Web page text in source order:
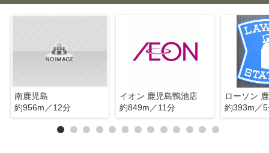
南鹿児島
約956m／12分
イオン 鹿児島鴨池店
約849m／11分
約393m／